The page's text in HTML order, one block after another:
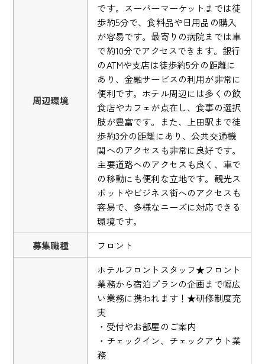
周辺環境
です。スーパーマーケットまでは徒
歩約5分で、食料品や日用品の購入
が容易です。最寄りの病院までは車
で約10分でアクセスできます。銀行
のATMや支店は徒歩約5分の距離に
あり、金融サービスの利用が非常に
便利です。ホテル周辺には多くの飲
食店やカフェが点在し、食事の選択
肢が豊富です。また、上田駅まで徒
歩約3分の距離にあり、公共交通機
関へのアクセスも非常に良好です。
主要道路へのアクセスも良く、車で
の移動にも便利な立地です。観光ス
ポットやビジネス街へのアクセスも
容易で、多様なニーズに対応できる
環境です。
募集職種
フロント
ホテルフロントスタッフ★フロント
業務から宿泊プランの企画まで幅広
い業務に携われます！★研修制度充
実
・受付やお部屋のご案内
・チェックイン、チェックアウト業
務